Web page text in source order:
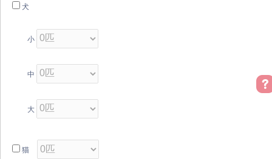
犬
小
中
大
猫